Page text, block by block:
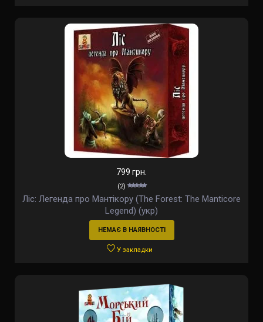
799 грн.
(2)
Ліс: Легенда про Мантікору (The Forest: The Manticore
Legend) (укр)
НЕМАЄ В НАЯВНОСТІ
У закладки